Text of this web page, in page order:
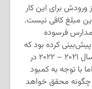
برای این کار
مبلغ کافی نیست.
فرسوده
کرده بود که
۸۵ درصد از ساختمان‌های مدارس تا سال ۲۰۲۱ – ۲۰۲۲ در
با توجه به کمبود
محقق خواهد